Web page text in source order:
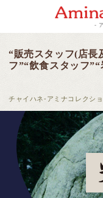
-
“販売スタッフ(店長
フ”“飲食スタッフ
チャイハネ-アミナコレクシ